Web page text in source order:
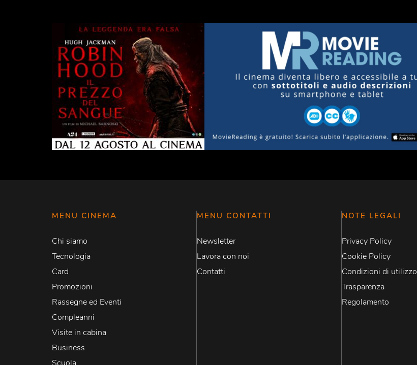
MENU CINEMA
Chi siamo
Tecnologia
Card
Promozioni
Rassegne ed Eventi
Compleanni
Visite in cabina
Business
MENU CONTATTI
Newsletter
Lavora con noi
Contatti
NOTE LEGALI
Privacy Policy
Cookie Policy
Condizioni di utilizzo
Trasparenza
Regolamento